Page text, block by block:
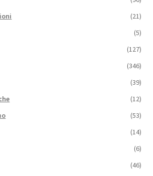
(21)
(5)
(127)
(346)
(39)
(12)
(53)
(14)
(6)
(46)